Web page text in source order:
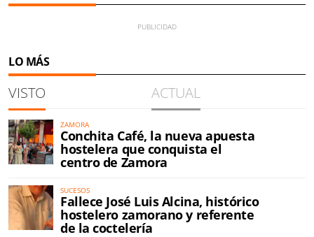
LO MÁS
VISTO ACTUAL
ZAMORA
Conchita Café, la nueva apuesta
hostelera que conquista el
centro de Zamora
SUCESOS
Fallece José Luis Alcina, histórico
hostelero zamorano y referente
de la coctelería